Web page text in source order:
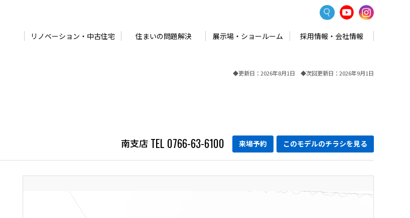
リノベーション・中古住宅 住まいの問題解決 展示場・ショールーム 採用情報・会社情報
◆更新日：2026年8月1日 ◆次回更新日：2026年9月1日
南支店 TEL 0766-63-6100 来場予約 このモデルのチラシを見る